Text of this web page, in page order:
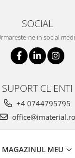
SOCIAL
ne in social
SUPORT CLIENTI
+4 0744795795
office@imaterial.ro
MAGAZINUL MEU